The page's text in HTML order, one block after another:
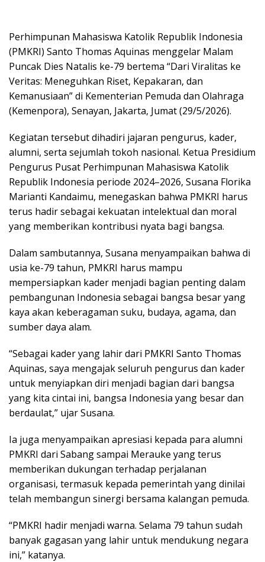
Perhimpunan Mahasiswa Katolik Republik Indonesia
(PMKRI) Santo Thomas Aquinas menggelar Malam
Puncak Dies Natalis ke-79 bertema “Dari Viralitas ke
Veritas: Meneguhkan Riset, Kepakaran, dan
Kemanusiaan” di Kementerian Pemuda dan Olahraga
(Kemenpora), Senayan, Jakarta, Jumat (29/5/2026).
Kegiatan tersebut dihadiri jajaran pengurus, kader,
alumni, serta sejumlah tokoh nasional. Ketua Presidium
Pengurus Pusat Perhimpunan Mahasiswa Katolik
Republik Indonesia periode 2024–2026, Susana Florika
Marianti Kandaimu, menegaskan bahwa PMKRI harus
terus hadir sebagai kekuatan intelektual dan moral
yang memberikan kontribusi nyata bagi bangsa.
Dalam sambutannya, Susana menyampaikan bahwa di
usia ke-79 tahun, PMKRI harus mampu
mempersiapkan kader menjadi bagian penting dalam
pembangunan Indonesia sebagai bangsa besar yang
kaya akan keberagaman suku, budaya, agama, dan
sumber daya alam.
“Sebagai kader yang lahir dari PMKRI Santo Thomas
Aquinas, saya mengajak seluruh pengurus dan kader
untuk menyiapkan diri menjadi bagian dari bangsa
yang kita cintai ini, bangsa Indonesia yang besar dan
berdaulat,” ujar Susana.
Ia juga menyampaikan apresiasi kepada para alumni
PMKRI dari Sabang sampai Merauke yang terus
memberikan dukungan terhadap perjalanan
organisasi, termasuk kepada pemerintah yang dinilai
telah membangun sinergi bersama kalangan pemuda.
“PMKRI hadir menjadi warna. Selama 79 tahun sudah
banyak gagasan yang lahir untuk mendukung negara
ini,” katanya.